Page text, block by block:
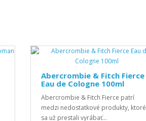
Abercrombie & Fitch Fierce
Eau de Cologne 100ml
Abercrombie & Fitch Fierce patrí
medzi nedostatkové produkty, ktoré
sa už prestali vyrábať...